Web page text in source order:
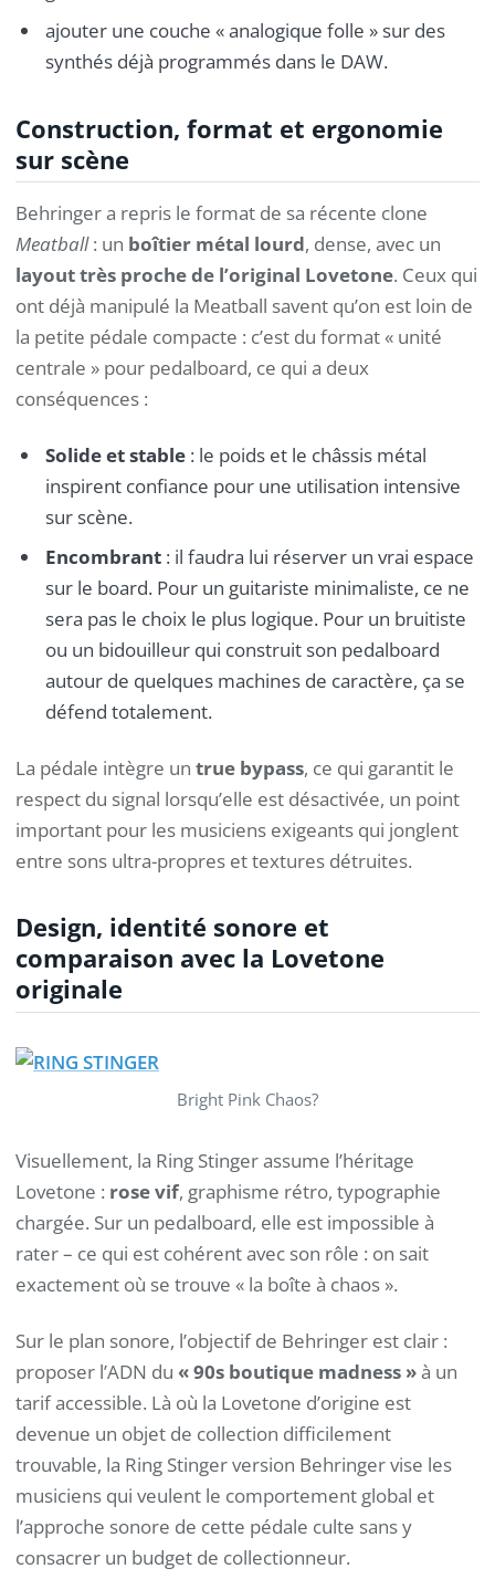
ajouter une couche « analogique folle » sur des
synthés déjà programmés dans le DAW.
Construction, format et ergonomie
sur scène
Behringer a repris le format de sa récente clone
Meatball: un boîtier métal lourd, dense, avec un
layout très proche de l’original Lovetone. Ceux qui
ont déjà manipulé la Meatball savent qu’on est loin de
la petite pédale compacte : c’est du format « unité
centrale » pour pedalboard, ce qui a deux
conséquences :
Solide et stable: le poids et le châssis métal
inspirent confiance pour une utilisation intensive
sur scène.
Encombrant: il faudra lui réserver un vrai espace
sur le board. Pour un guitariste minimaliste, ce ne
sera pas le choix le plus logique. Pour un bruitiste
ou un bidouilleur qui construit son pedalboard
autour de quelques machines de caractère, ça se
défend totalement.
La pédale intègre un true bypass, ce qui garantit le
respect du signal lorsqu’elle est désactivée, un point
important pour les musiciens exigeants qui jonglent
entre sons ultra-propres et textures détruites.
Design, identité sonore et
comparaison avec la Lovetone
originale
Bright Pink Chaos?
Visuellement, la Ring Stinger assume l’héritage
Lovetone : rose vif, graphisme rétro, typographie
chargée. Sur un pedalboard, elle est impossible à
rater – ce qui est cohérent avec son rôle : on sait
exactement où se trouve « la boîte à chaos ».
Sur le plan sonore, l’objectif de Behringer est clair :
proposer l’ADN du « 90s boutique madness »à un
tarif accessible. Là où la Lovetone d’origine est
devenue un objet de collection difficilement
trouvable, la Ring Stinger version Behringer vise les
musiciens qui veulent le comportement global et
l’approche sonore de cette pédale culte sans y
consacrer un budget de collectionneur.